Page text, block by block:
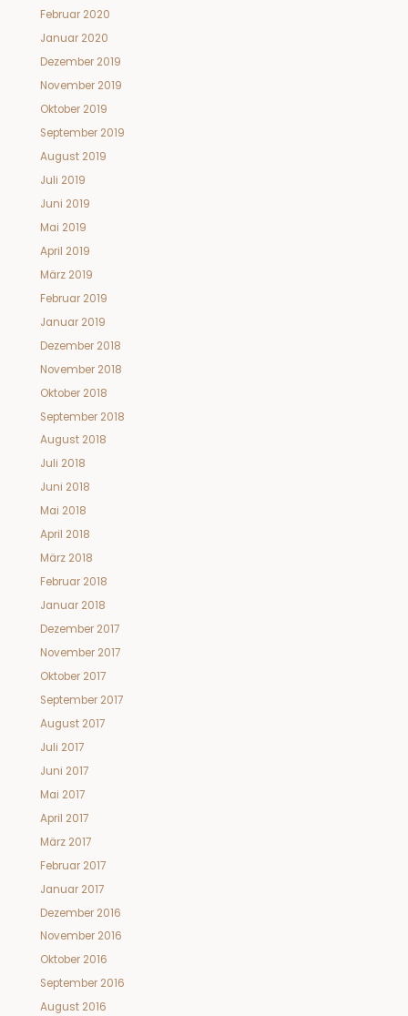
Februar 2020
Januar 2020
Dezember 2019
November 2019
Oktober 2019
September 2019
August 2019
Juli 2019
Juni 2019
Mai 2019
April 2019
März 2019
Februar 2019
Januar 2019
Dezember 2018
November 2018
Oktober 2018
September 2018
August 2018
Juli 2018
Juni 2018
Mai 2018
April 2018
März 2018
Februar 2018
Januar 2018
Dezember 2017
November 2017
Oktober 2017
September 2017
August 2017
Juli 2017
Juni 2017
Mai 2017
April 2017
März 2017
Februar 2017
Januar 2017
Dezember 2016
November 2016
Oktober 2016
September 2016
August 2016